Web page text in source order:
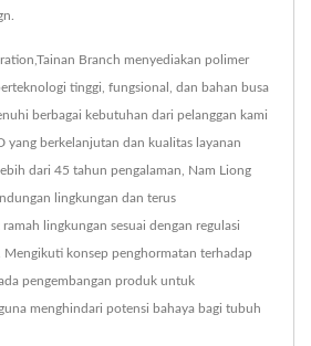
Branch menyediakan polimer
tinggi, fungsional, dan bahan busa
berbagai kebutuhan dari pelanggan kami
yang berkelanjutan dan kualitas layanan
dari 45 tahun pengalaman, Nam Liong
lingkungan dan terus
lingkungan sesuai dengan regulasi
Mengikuti konsep penghormatan terhadap
pengembangan produk untuk
menghindari potensi bahaya bagi tubuh